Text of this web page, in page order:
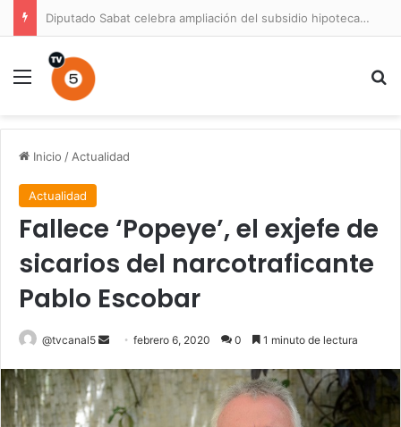
Diputado Sabat celebra ampliación del subsidio hipotecario con viviendas de hasta 6.000 UF
Menú
Inicio / Actualidad
Actualidad
Fallece ‘Popeye’, el exjefe de
sicarios del narcotraficante
Pablo Escobar
@tvcanal5
Send
email
febrero 6, 2020 0 1 minuto de lectura